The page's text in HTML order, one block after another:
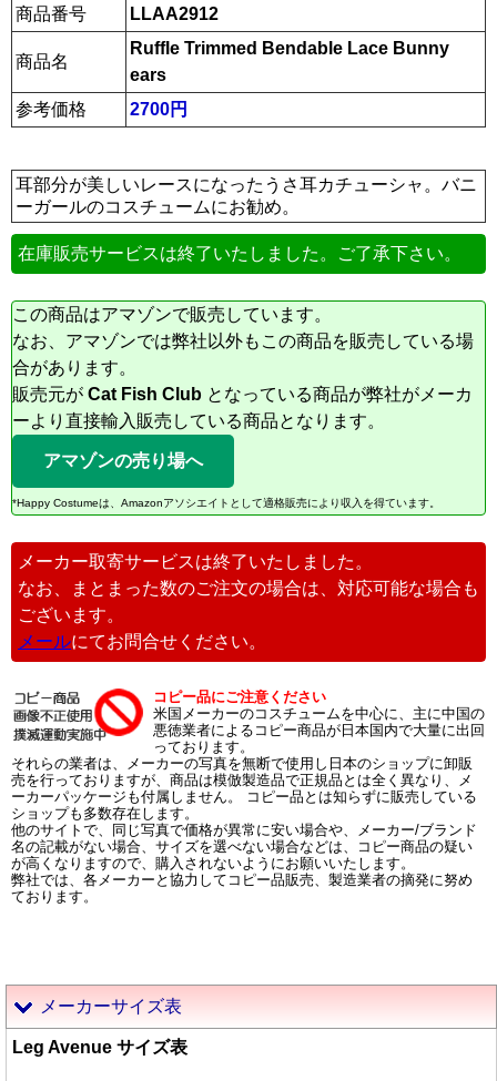
商品番号
LLAA2912
商品名
Ruffle Trimmed Bendable Lace Bunny
ears
参考価格
2700円
耳部分が美しいレースになったうさ耳カチューシャ。バニ
ーガールのコスチュームにお勧め。
在庫販売サービスは終了いたしました。ご了承下さい。
この商品はアマゾンで販売しています。
なお、アマゾンでは弊社以外もこの商品を販売している場
合があります。
販売元が Cat Fish Club となっている商品が弊社がメーカ
ーより直接輸入販売している商品となります。
アマゾンの売り場へ
*Happy Costumeは、Amazonアソシエイトとして適格販売により収入を得ています。
メーカー取寄サービスは終了いたしました。
なお、まとまった数のご注文の場合は、対応可能な場合も
ございます。
メールにてお問合せください。
コピー品にご注意ください
米国メーカーのコスチュームを中心に、主に中国の
悪徳業者によるコピー商品が日本国内で大量に出回
っております。
それらの業者は、メーカーの写真を無断で使用し日本のショップに卸販
売を行っておりますが、商品は模倣製造品で正規品とは全く異なり、メ
ーカーパッケージも付属しません。 コピー品とは知らずに販売している
ショップも多数存在します。
他のサイトで、同じ写真で価格が異常に安い場合や、メーカー/ブランド
名の記載がない場合、サイズを選べない場合などは、コピー商品の疑い
が高くなりますので、購入されないようにお願いいたします。
弊社では、各メーカーと協力してコピー品販売、製造業者の摘発に努め
ております。
メーカーサイズ表
Leg Avenue サイズ表